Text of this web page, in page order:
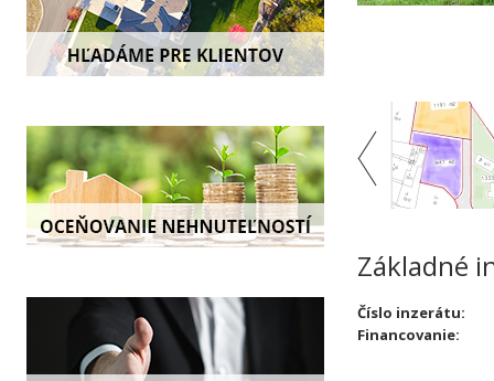
Základné
Číslo inzerátu:
Financovanie: